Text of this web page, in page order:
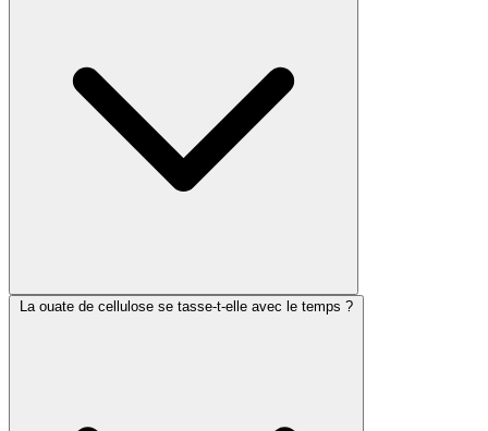
La ouate de cellulose se tasse-t-elle avec le temps ?